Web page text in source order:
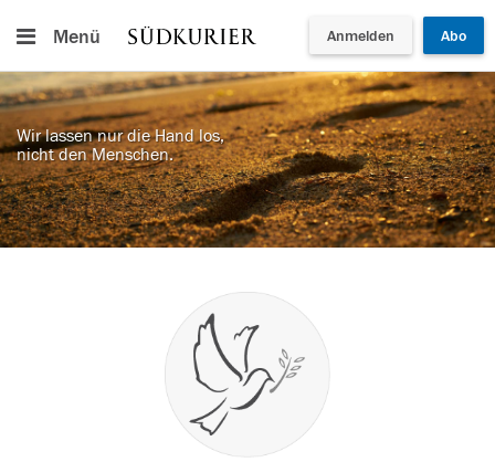
Menü Anmelden Abo
Wir lassen nur die Hand los,
nicht den Menschen.